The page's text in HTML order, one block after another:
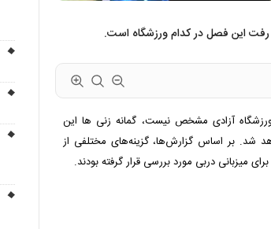
این فصل در کدام ورزشگاه است.
آزادی مشخص نیست، گمانه زنی ها این
شد. بر اساس گزارش‌ها، گزینه‌های مختلفی از
میزبانی دربی مورد بررسی قرار گرفته بودند.